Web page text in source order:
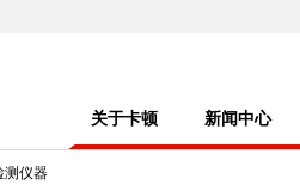
关于卡顿 新闻中心
测仪器